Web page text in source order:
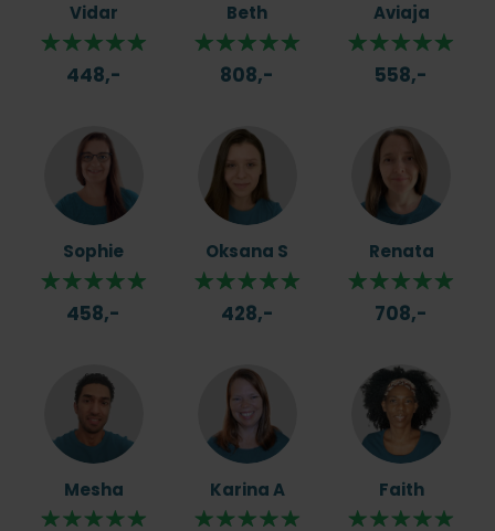
Vidar
448,-
Beth
808,-
Aviaja
558,-
Sophie
458,-
Oksana S
428,-
Renata
708,-
Mesha Karina A Faith